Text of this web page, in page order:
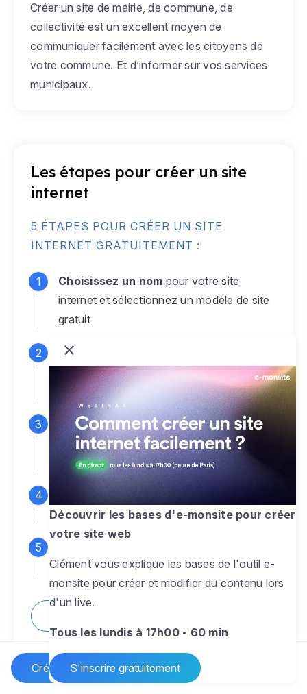
Créer un site Internet
Créer un site de mairie, de commune, de
collectivité est un excellent moyen de
communiquer facilement avec les citoyens de
votre commune. Et d’informer sur vos services
municipaux.
Les étapes pour créer un site
internet
5 ÉTAPES POUR CRÉER UN SITE
INTERNET GRATUITEMENT :
Choisissez un nom pour votre site
internet et sélectionnez un modèle de site
gratuit
Connectez-vous
monsite gratuit pour accéder à votre
espace d'administration
Personnalisez entièrement le
designpour créer un site web sur-mesure,
à votre image
Ajoutez des pagessans limite pour
présenter votre activité, votre passion
pour rendre votre site dynamique
Découvrir les bases d'e-monsite pour créer
votre site web
Clément vous explique les bases de l'outil e-
monsite pour créer et modifier du contenu lors
d'un live.
Tous les lundis à 17h00 - 60 min
S'inscrire gratuitement